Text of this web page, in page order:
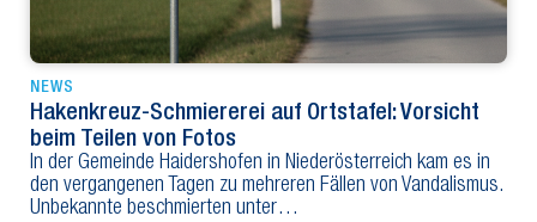
NEWS
Hakenkreuz-Schmiererei auf Ortstafel: Vorsicht
beim Teilen von Fotos
In der Gemeinde Haidershofen in Niederösterreich kam es in
den vergangenen Tagen zu mehreren Fällen von Vandalismus.
Unbekannte beschmierten unter…